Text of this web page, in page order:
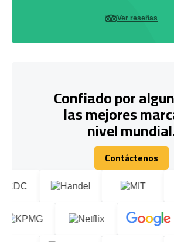
Ver reseñas
Confiado por
las mejores
nivel
Contáctenos
Contáctenos